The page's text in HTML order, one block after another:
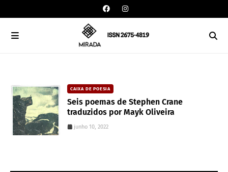
CAIXA DE POESIA
Seis poemas de Stephen Crane
traduzidos por Mayk Oliveira
junho 10, 2022